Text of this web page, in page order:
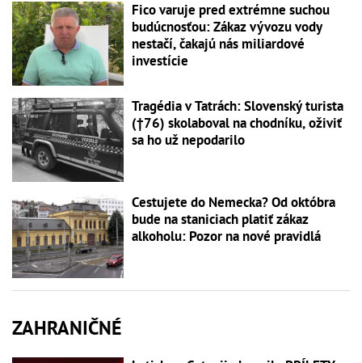
Fico varuje pred extrémne suchou
budúcnosťou: Zákaz vývozu vody
nestačí, čakajú nás miliardové
investície
Tragédia v Tatrách: Slovenský turista
(†76) skolaboval na chodníku, oživiť
sa ho už nepodarilo
Cestujete do Nemecka? Od októbra
bude na staniciach platiť zákaz
alkoholu: Pozor na nové pravidlá
ZAHRANIČNÉ